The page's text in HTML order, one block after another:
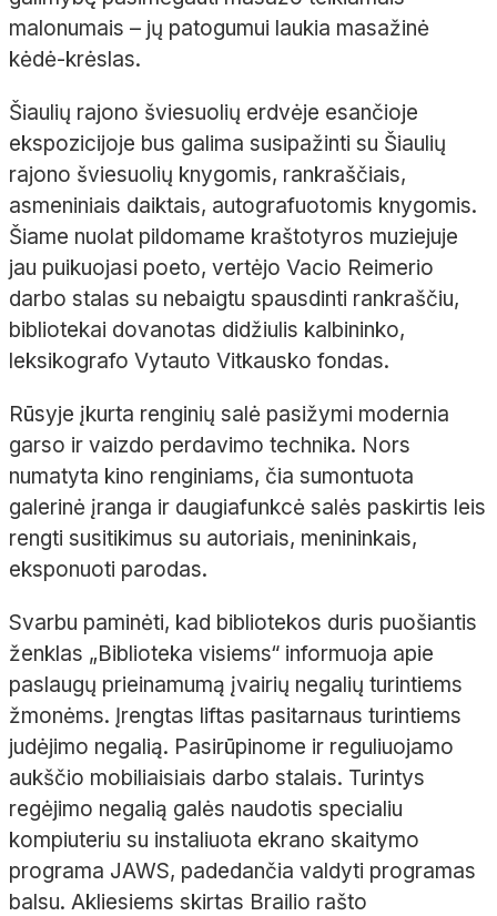
malonumais – jų patogumui laukia masažinė
kėdė-krėslas.
Šiaulių rajono šviesuolių erdvėje esančioje
ekspozicijoje bus galima susipažinti su Šiaulių
rajono šviesuolių knygomis, rankraščiais,
asmeniniais daiktais, autografuotomis knygomis.
Šiame nuolat pildomame kraštotyros muziejuje
jau puikuojasi poeto, vertėjo Vacio Reimerio
darbo stalas su nebaigtu spausdinti rankraščiu,
bibliotekai dovanotas didžiulis kalbininko,
leksikografo Vytauto Vitkausko fondas.
Rūsyje įkurta renginių salė pasižymi modernia
garso ir vaizdo perdavimo technika. Nors
numatyta kino renginiams, čia sumontuota
galerinė įranga ir daugiafunkcė salės paskirtis leis
rengti susitikimus su autoriais, menininkais,
eksponuoti parodas.
Svarbu paminėti, kad bibliotekos duris puošiantis
ženklas „Biblioteka visiems“ informuoja apie
paslaugų prieinamumą įvairių negalių turintiems
žmonėms. Įrengtas liftas pasitarnaus turintiems
judėjimo negalią. Pasirūpinome ir reguliuojamo
aukščio mobiliaisiais darbo stalais. Turintys
regėjimo negalią galės naudotis specialiu
kompiuteriu su instaliuota ekrano skaitymo
programa JAWS, padedančia valdyti programas
balsu. Akliesiems skirtas Brailio rašto